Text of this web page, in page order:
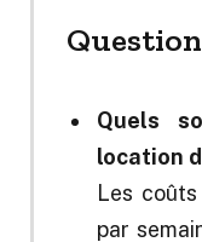
Quels
location
Les
par